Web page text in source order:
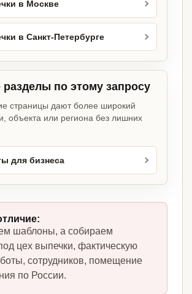
в Москве
в Санкт-Петербурге
по этому запросу
страницы дают более широкий
объекта или региона без лишних
для бизнеса
шаблоны, а собираем
цех выпечки, фактическую
сотрудников, помещение
по России.